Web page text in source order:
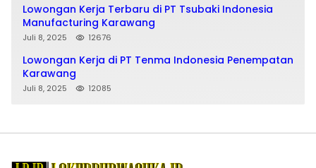
Lowongan Kerja Terbaru di PT Tsubaki Indonesia
Manufacturing Karawang
Juli 8, 2025 12676
Lowongan Kerja di PT Tenma Indonesia Penempatan
Karawang
Juli 8, 2025 12085